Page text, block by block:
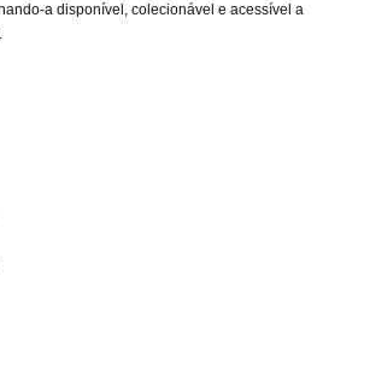
a disponível, colecionável e acessível a